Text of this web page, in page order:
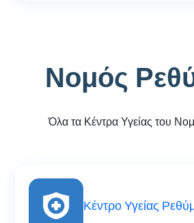
Νομός
Όλα τα Κέντρα Υγείας του
Κέντρο Υγείας